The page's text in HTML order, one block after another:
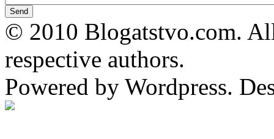
© 2010 Blogatstvo.com.
respective authors.
Powered by Wordpress.